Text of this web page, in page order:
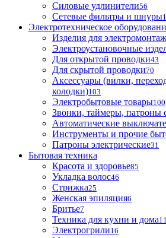
Силовые удлинители56
Сетевые фильтры и шнуры
Электротехническое
Изделия для
Электроустановочные
Для открытой проводки43
Для скрытой проводки70
Аксессуары (вилки,
колодки)103
Электробытовые товары100
Звонки, таймеры, патроны
Автоматические
Инструменты и прочие
Патроны электрические31
Бытовая техника
Красота и здоровье85
Укладка волос46
Стрижка25
Женская эпиляция6
Бритье7
Техника для кухни и дома
Электрогрили16